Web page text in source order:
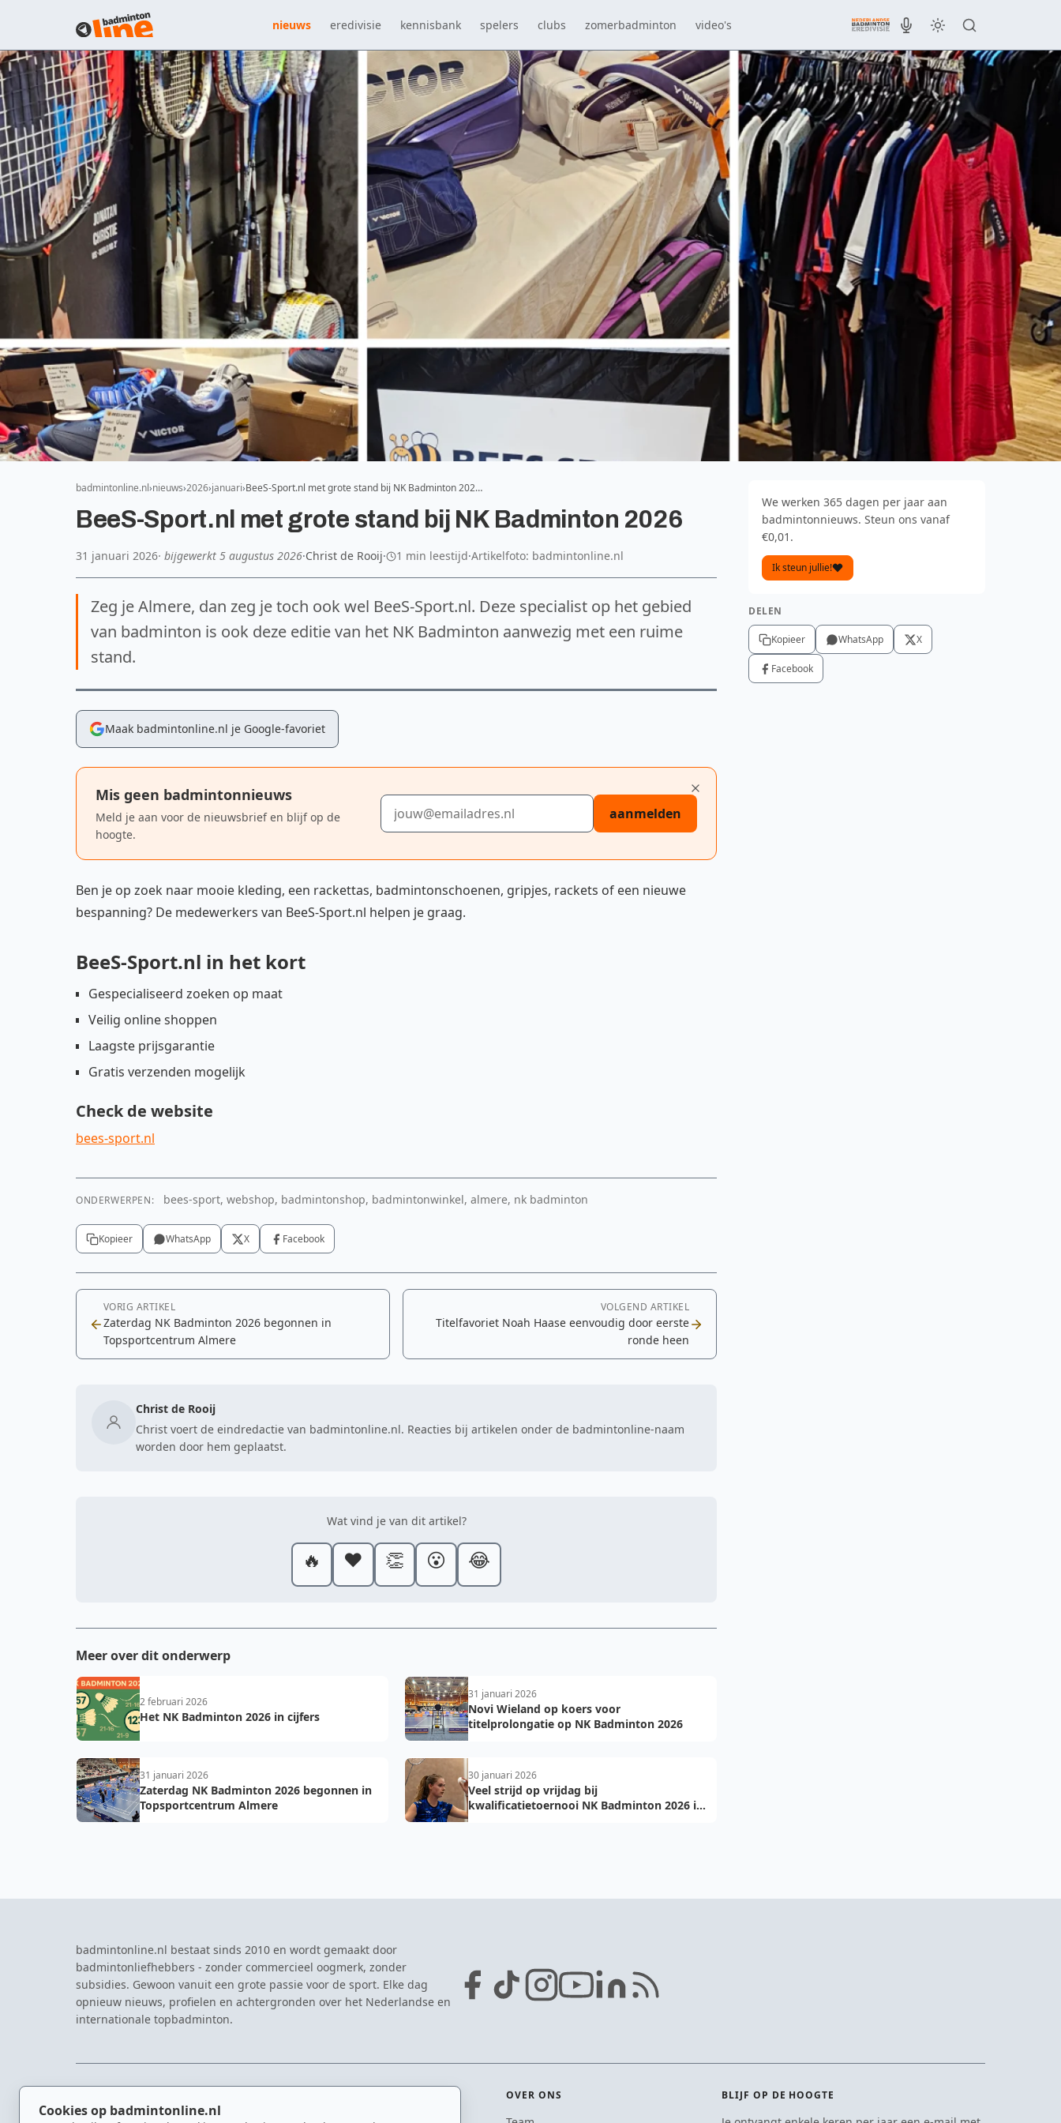
Cookies op badmintonline.nl
nieuws eredivisie kennisbank spelers clubs zomerbadminton video's
badmintonline.nl nieuws 2026 januari BeeS-Sport.nl met grote stand bij NK Badminton 202…
BeeS-Sport.nl met grote stand bij NK Badminton 2026
31 januari 2026· bijgewerkt 5 augustus 2026·Christ de Rooij· 1 min leestijd·Artikelfoto: badmintonline.nl
Zeg je Almere, dan zeg je toch ook wel BeeS-Sport.nl. Deze specialist op het gebied
van badminton is ook deze editie van het NK Badminton aanwezig met een ruime
stand.
Maak badmintonline.nl je Google-favoriet
Mis geen badmintonnieuws
Meld je aan voor de nieuwsbrief en blijf op de
hoogte.
E-mailadres
aanmelden
Ben je op zoek naar mooie kleding, een rackettas, badmintonschoenen, gripjes, rackets of een nieuwe
bespanning? De medewerkers van BeeS-Sport.nl helpen je graag.
BeeS-Sport.nl in het kort
Gespecialiseerd zoeken op maat
Veilig online shoppen
Laagste prijsgarantie
Gratis verzenden mogelijk
Check de website
bees-sport.nl
ONDERWERPEN: bees-sport, webshop, badmintonshop, badmintonwinkel, almere, nk badminton
Kopieer WhatsApp X Facebook
VORIG ARTIKEL
Zaterdag NK Badminton 2026 begonnen in
Topsportcentrum Almere
VOLGEND ARTIKEL
Titelfavoriet Noah Haase eenvoudig door eerste
ronde heen
Christ de Rooij
Christ voert de eindredactie van badmintonline.nl. Reacties bij artikelen onder de badmintonline-naam
worden door hem geplaatst.
Wat vind je van dit artikel?
🔥 ❤️ 👏 😮 😂
Meer over dit onderwerp
2 februari 2026
Het NK Badminton 2026 in cijfers
31 januari 2026
Novi Wieland op koers voor
titelprolongatie op NK Badminton 2026
31 januari 2026
Zaterdag NK Badminton 2026 begonnen in
Topsportcentrum Almere
30 januari 2026
Veel strijd op vrijdag bij
kwalificatietoernooi NK Badminton 2026 in
We werken 365 dagen per jaar aan
badmintonnieuws. Steun ons vanaf
€0,01.
Ik steun jullie!
DELEN
Kopieer WhatsApp X
Facebook
badmintonline.nl bestaat sinds 2010 en wordt gemaakt door
badmintonliefhebbers - zonder commercieel oogmerk, zonder
subsidies. Gewoon vanuit een grote passie voor de sport. Elke dag
opnieuw nieuws, profielen en achtergronden over het Nederlandse en
internationale topbadminton.
OVER ONS BLIJF OP DE HOOGTE